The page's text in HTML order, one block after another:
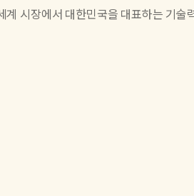
계 시장에서 대한민국을 대표하는 기술